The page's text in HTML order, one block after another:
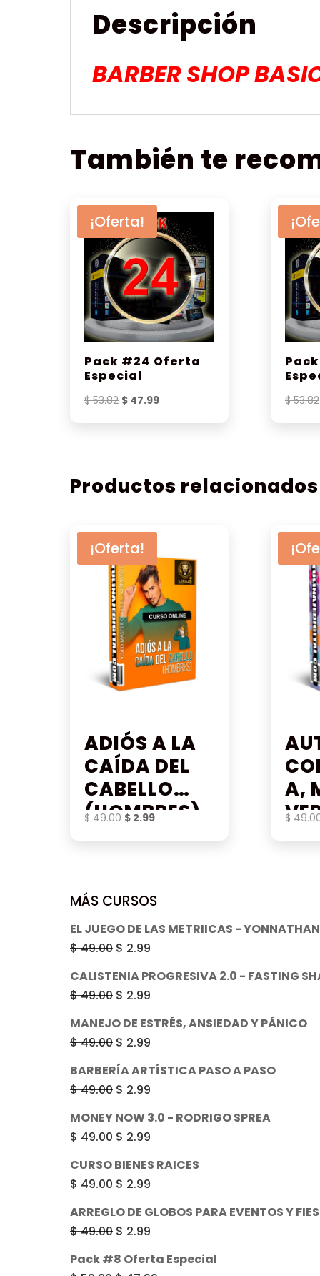
Descripción
BARBER SHOP
También te
¡Oferta!
Pack #24 Oferta
Especial
$53.82 El
$ 47.99El
$53.82
Productos relacionados
¡Oferta!
ADIÓS A LA
CAÍDA DEL
CABELLO
(HOMBRES)
$49.00 El
$ 2.99El
A,
$
MÁS CURSOS
EL JUEGO DE LAS METRIICAS -
$49.00 El
original
era:
$ 49.00.
$ 2.99
$ 2.99.
CALISTENIA PROGRESIVA 2.0 - FASTING
$49.00 El
original
era:
$ 49.00.
$ 2.99
precio
actual
$ 2.99.
MANEJO DE ESTRÉS, ANSIEDAD Y PÁNICO
$49.00 El
precio
original
era:
$ 49.00.
$ 2.99
precio
$ 2.99.
BARBERÍA ARTÍSTICA PASO A PASO
$49.00 El
original
era:
$ 49.00.
$ 2.99
$ 2.99.
MONEY NOW 3.0 - RODRIGO SPREA
$49.00 El
original
era:
$ 49.00.
$ 2.99
$ 2.99.
CURSO BIENES RAICES
$49.00 El
original
era:
$ 49.00.
$ 2.99
$ 2.99.
ARREGLO DE GLOBOS PARA EVENTOS Y
$49.00 El
precio
original
$ 2.99
actual
Pack #8 Oferta Especial